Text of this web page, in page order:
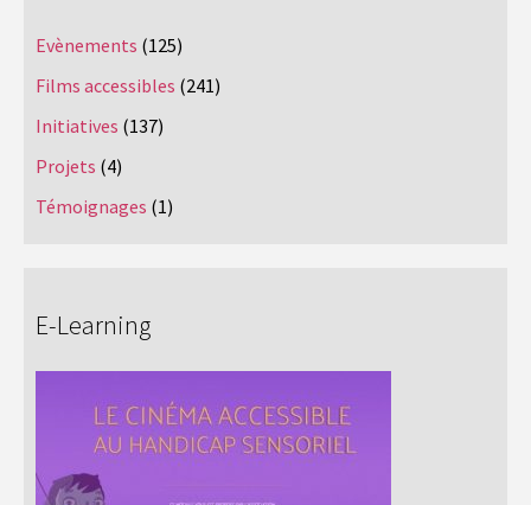
Evènements (125)
Films accessibles (241)
Initiatives (137)
Projets (4)
Témoignages (1)
E-Learning